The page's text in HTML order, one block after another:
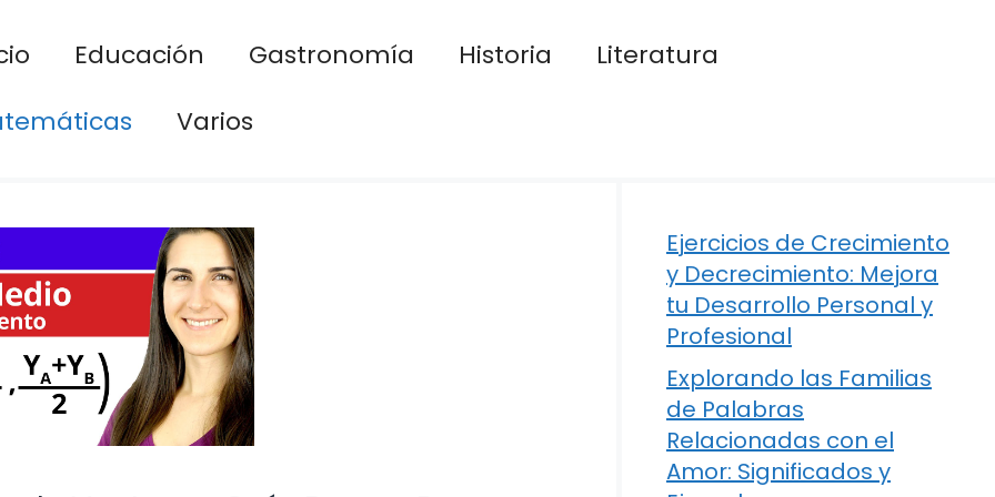
Educación Gastronomía Historia
Literatura
Varios
Ejercicios de Crecimiento
y Decrecimiento: Mejora
tu Desarrollo Personal y
Profesional
Explorando las Familias
de Palabras
Relacionadas con el
Amor: Significados y